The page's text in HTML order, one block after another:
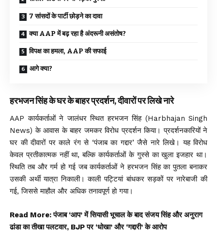
7 सांसदों के पार्टी छोड़ने का दावा
क्या AAP में बढ़ रहा है अंदरूनी असंतोष?
विपक्ष का हमला, AAP की सफाई
आगे क्या?
हरभजन सिंह के घर के बाहर प्रदर्शन, दीवारों पर लिखे नारे
AAP कार्यकर्ताओं ने जालंधर स्थित हरभजन सिंह (Harbhajan Singh
News) के आवास के बाहर जमकर विरोध प्रदर्शन किया। प्रदर्शनकारियों ने
घर की दीवारों पर काले रंग से ‘पंजाब का गद्दार’ जैसे नारे लिखे। यह विरोध
केवल प्रतीकात्मक नहीं था, बल्कि कार्यकर्ताओं के गुस्से का खुला इजहार था।
स्थिति तब और गर्म हो गई जब कार्यकर्ताओं ने हरभजन सिंह का पुतला बनाकर
उसकी अर्थी यात्रा निकाली। काली पट्टियां बांधकर सड़कों पर नारेबाजी की
गई, जिससे माहौल और अधिक तनावपूर्ण हो गया।
Read More:पंजाब ‘आप’ में सियासी भूचाल के बाद संजय सिंह और अनुराग
ढांडा का तीखा पलटवार, BJP पर ‘धोखा’ और ‘गद्दारी’ के आरोप